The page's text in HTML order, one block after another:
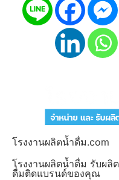
โรงงานผลิตน้ำดื่ม.com
โรงงานผลิตน้ำดื่ม รับผ
ดื่มติดแบรนด์ของคุณ